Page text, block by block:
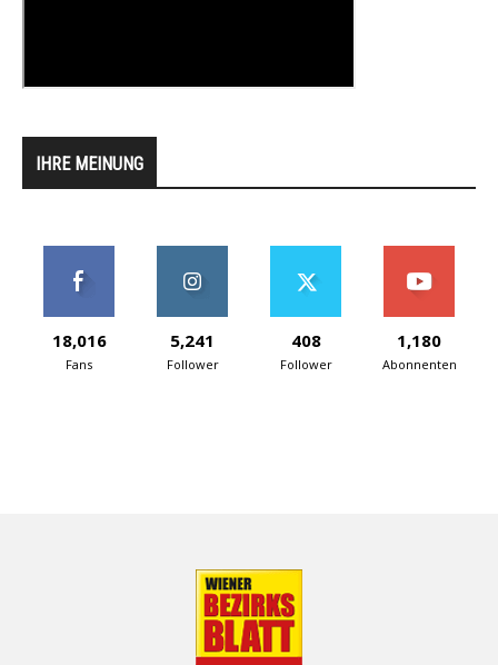
IHRE MEINUNG
18,016
Fans
5,241
Follower
408
Follower
1,180
Abonnenten